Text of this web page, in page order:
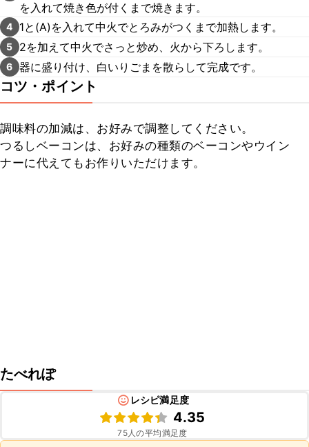
を入れて焼き色が付くまで焼きます。
4 1と(A)を入れて中火でとろみがつくまで加熱します。
5 2を加えて中火でさっと炒め、火から下ろします。
6 器に盛り付け、白いりごまを散らして完成です。
コツ・ポイント
調味料の加減は、お好みで調整してください。
つるしベーコンは、お好みの種類のベーコンやウイン
ナーに代えてもお作りいただけます。
たべれぽ
レシピ満足度
4.35
75人の平均満足度